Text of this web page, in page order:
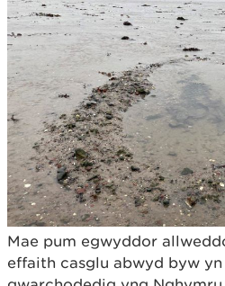
Mae pum egwyddor
effaith casglu abwyd byw